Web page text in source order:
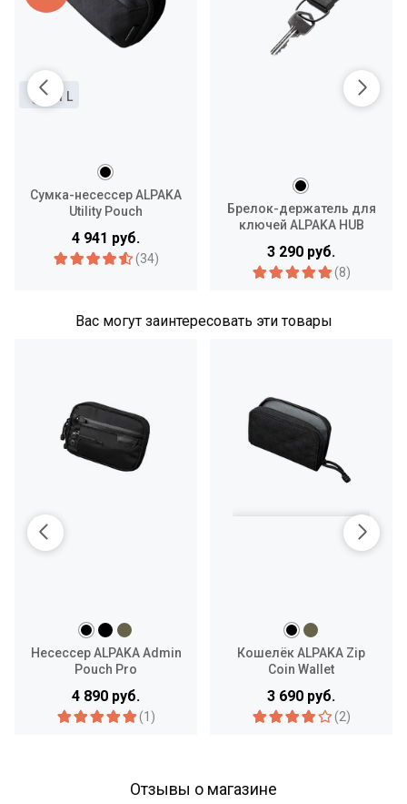
1 L
Сумка-несессер ALPAKA
Utility Pouch
4 941 руб.
(34)
Брелок-держатель для
ключей ALPAKA HUB
3 290 руб.
(8)
Вас могут заинтересовать эти товары
Несессер ALPAKA Admin
Pouch Pro
4 890 руб.
(1)
Кошелёк ALPAKA Zip
Coin Wallet
3 690 руб.
(2)
Отзывы о магазине